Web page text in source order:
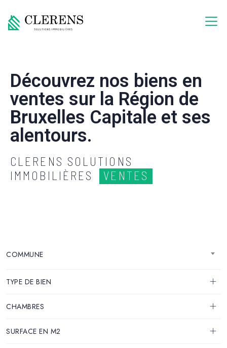
Découvrez nos biens en
ventes sur la Région de
Bruxelles Capitale et ses
alentours.
CLERENS SOLUTIONS
IMMOBILIÈRES
VENTES
COMMUNE
TYPE DE BIEN
CHAMBRES
SURFACE EN M2